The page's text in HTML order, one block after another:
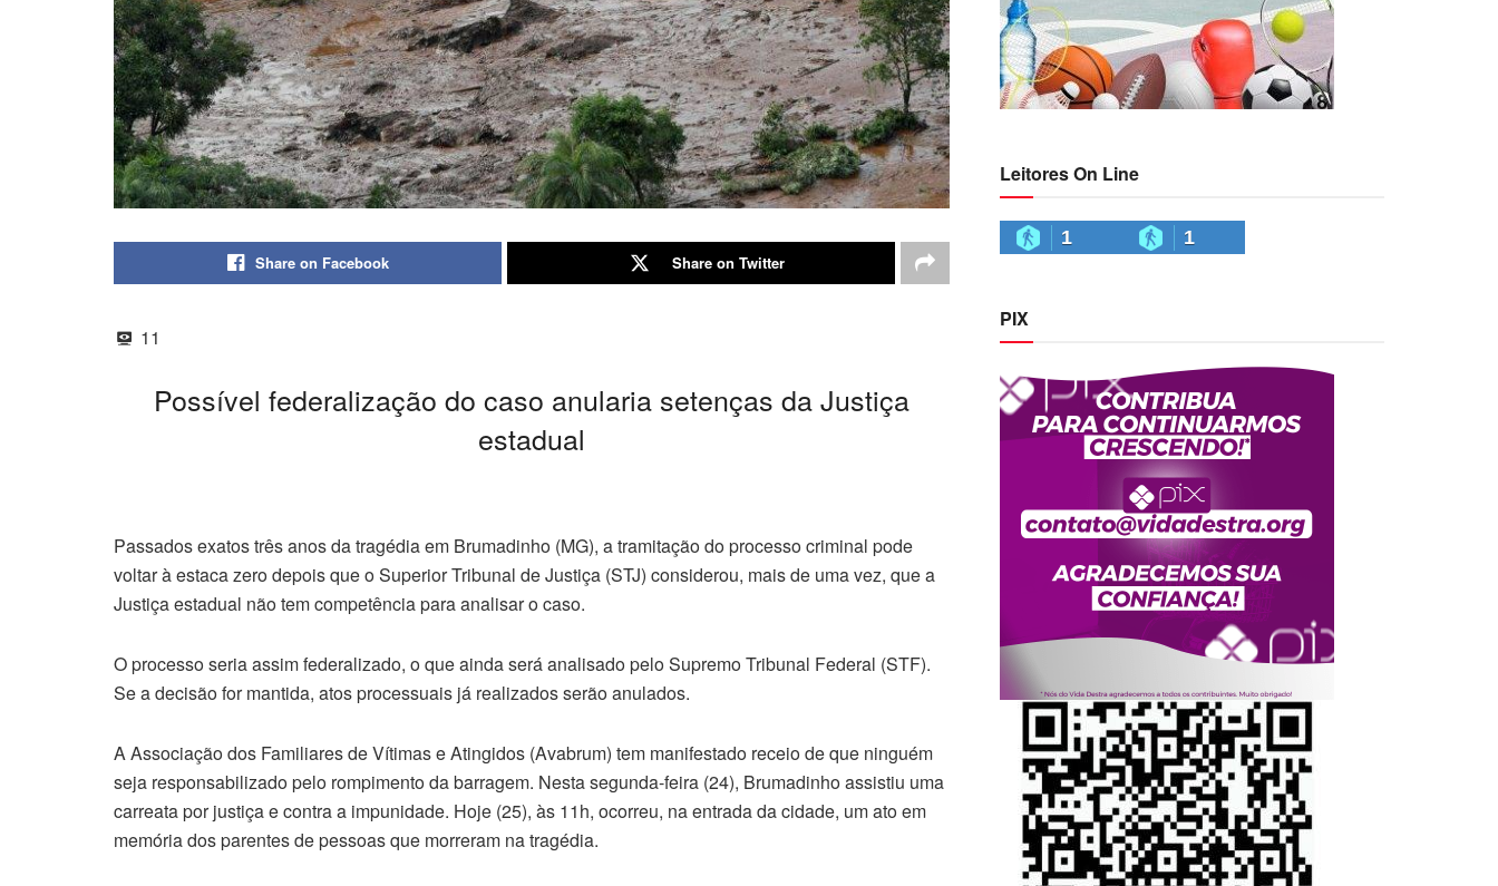
Share on Facebook Share on Twitter
11
Possível federalização do caso anularia setenças da Justiça
estadual
Passados exatos três anos da tragédia em Brumadinho (MG), a tramitação do processo criminal pode
voltar à estaca zero depois que o Superior Tribunal de Justiça (STJ) considerou, mais de uma vez, que a
Justiça estadual não tem competência para analisar o caso.
O processo seria assim federalizado, o que ainda será analisado pelo Supremo Tribunal Federal (STF).
Se a decisão for mantida, atos processuais já realizados serão anulados.
A Associação dos Familiares de Vítimas e Atingidos (Avabrum) tem manifestado receio de que ninguém
seja responsabilizado pelo rompimento da barragem. Nesta segunda-feira (24), Brumadinho assistiu uma
carreata por justiça e contra a impunidade. Hoje (25), às 11h, ocorreu, na entrada da cidade, um ato em
memória dos parentes de pessoas que morreram na tragédia.
Leitores On Line
1 1
PIX